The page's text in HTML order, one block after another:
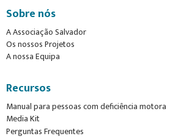
Sobre nós
A Associação Salvador
Os nossos Projetos
A nossa Equipa
Recursos
Manual para pessoas com deficiência motora
Media Kit
Perguntas Frequentes